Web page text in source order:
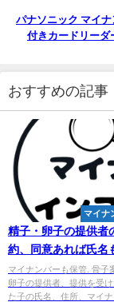
パナソニック マイ
付きカードリーダ
おすすめの記事
マイナ
精子・卵子の提供者
約、同意あれば氏名
派議連が生殖補助医
子案
マイナンバーも保管. 骨子
卵子の提供者、提供を受
た子の氏名、住所、マイ